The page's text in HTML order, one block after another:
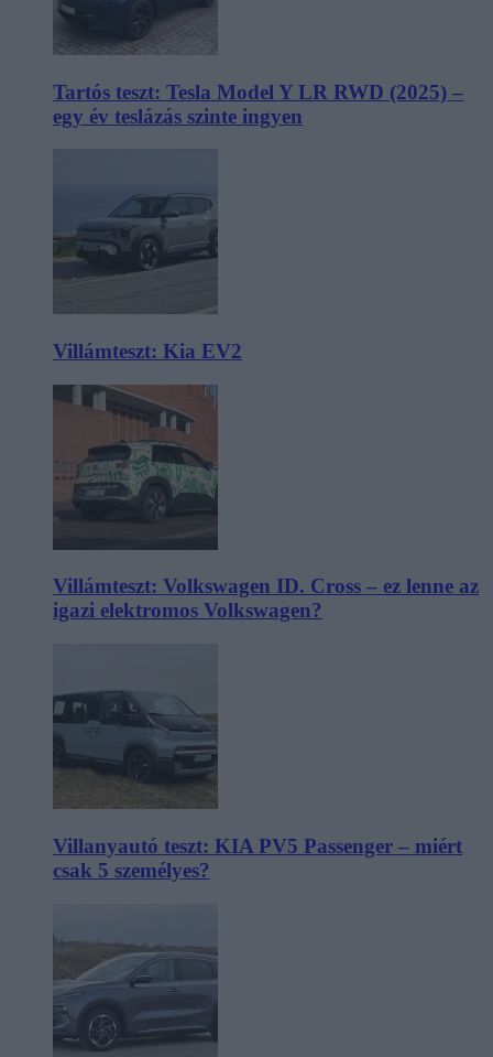
Tartós teszt: Tesla Model Y LR RWD (2025) –
egy év teslázás szinte ingyen
Villámteszt: Kia EV2
Villámteszt: Volkswagen ID. Cross – ez lenne az
igazi elektromos Volkswagen?
Villanyautó teszt: KIA PV5 Passenger – miért
csak 5 személyes?